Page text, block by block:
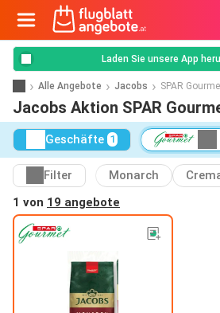
Laden Sie unsere App
Alle Angebote Jacobs SPAR
Jacobs Aktion SPAR
Geschäfte 1
Filter Monarch
1 von 19 angebote